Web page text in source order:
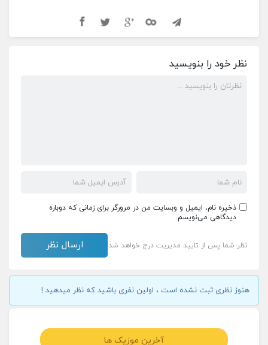
نظر خود را بنویسید
ذخیره نام، ایمیل و وبسایت من در مرورگر برای زمانی که دوباره
دیدگاهی می‌نویسم.
نظر شما پس از تایید مدیریت درج خواهد شد
هنوز نظری ثبت نشده است ، اولین نفری باشید که نظر میدهید !
آخرین موزیک ها